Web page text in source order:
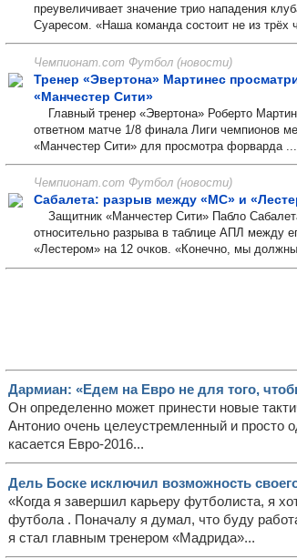
преувеличивает значение трио нападения
Суаресом. «Наша команда состоит не из трёх
Чемпионат.com Футбол (новости)
Тренер «Эвертона» Мартинес
«Манчестер Сити»
Главный тренер «Эвертона» Роберто
ответном матче 1/8 финала Лиги чемпионов
«Манчестер Сити» для просмотра форварда ...
Чемпионат.com Футбол (новости)
Сабалета: разрыв между «МС» и
Защитник «Манчестер Сити» Пабло
относительно разрыва в таблице АПЛ между
«Лестером» на 12 очков. «Конечно, мы
Дармиан: «Едем на Евро не для того,
Он определенно может принести новые
Антонио очень целеустремленный и просто
касается Евро-2016...
Дель Боске исключил возможность
«Когда я завершил карьеру футболиста, я
футбола . Поначалу я думал, что буду
я стал главным тренером «Мадрида»...